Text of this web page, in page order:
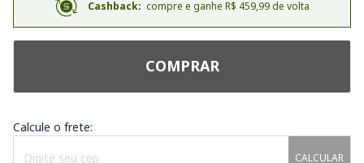
Cashback: compre e ganhe R$ 459,99 de volta
COMPRAR
Calcule o frete:
CALCULAR